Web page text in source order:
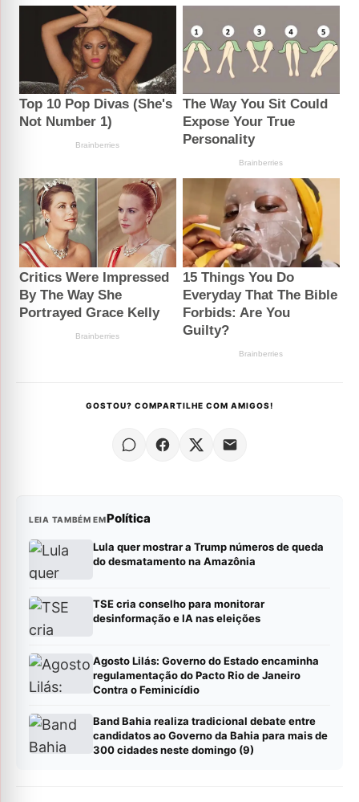
GOSTOU? COMPARTILHE COM AMIGOS!
LEIA TAMBÉM EMPolítica
Lula quer mostrar a Trump números de queda
do desmatamento na Amazônia
TSE cria conselho para monitorar
desinformação e IA nas eleições
Agosto Lilás: Governo do Estado encaminha
regulamentação do Pacto Rio de Janeiro
Contra o Feminicídio
Band Bahia realiza tradicional debate entre
candidatos ao Governo da Bahia para mais de
300 cidades neste domingo (9)